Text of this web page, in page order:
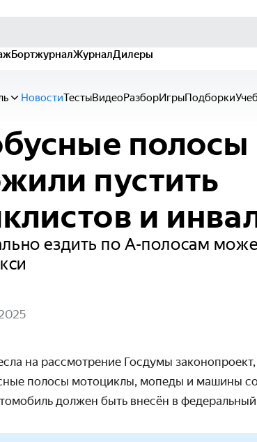
БортжурналЖурналДилеры
НовостиТестыВидеоРазборИгрыПодборки
полосы
пустить
и
ездить по А-полосам
на рассмотрение Госдумы
полосы мотоциклы, мопеды и машины
должен быть внесён в федеральный